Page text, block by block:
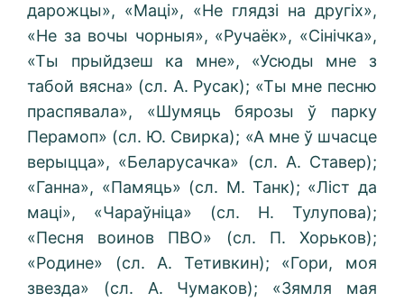
дарожцы», «Маці», «Не глядзі на другіх»,
«Не за вочы чорныя», «Ручаёк», «Сінічка»,
«Ты прыйдзеш ка мне», «Усюды мне з
табой вясна» (сл. А. Русак); «Ты мне песню
праспявала», «Шумяць бярозы ў парку
Перамоп» (сл. Ю. Свирка); «А мне ў шчасце
верыцца», «Беларусачка» (сл. А. Ставер);
«Ганна», «Памяць» (сл. М. Танк); «Ліст да
маці», «Чараўніца» (сл. H. Тулупова);
«Песня воинов ПВО» (сл. П. Хорьков);
«Родине» (сл. А. Тетивкин); «Гори, моя
звезда» (сл. А. Чумаков); «Зямля мая